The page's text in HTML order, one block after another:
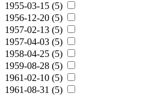
1955-03-15 (5)
1956-12-20 (5)
1957-02-13 (5)
1957-04-03 (5)
1958-04-25 (5)
1959-08-28 (5)
1961-02-10 (5)
1961-08-31 (5)